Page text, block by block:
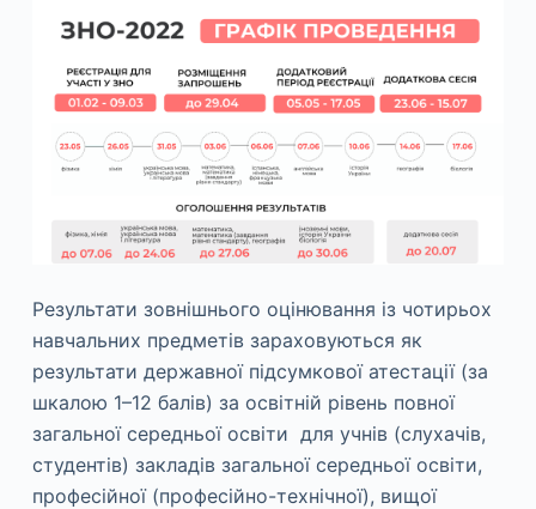
Результати зовнішнього оцінювання із чотирьох
навчальних предметів зараховуються як
результати державної підсумкової атестації (за
шкалою 1–12 балів) за освітній рівень повної
загальної середньої освіти для учнів (слухачів,
студентів) закладів загальної середньої освіти,
професійної (професійно-технічної), вищої